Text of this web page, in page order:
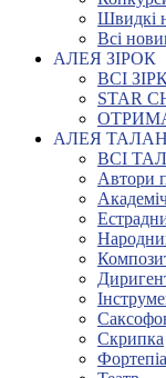
Швидкі
Всі
АЛЕЯ ЗІРОК
ВСІ
STAR
АЛЕЯ
ВСІ
Автори
Скрипка